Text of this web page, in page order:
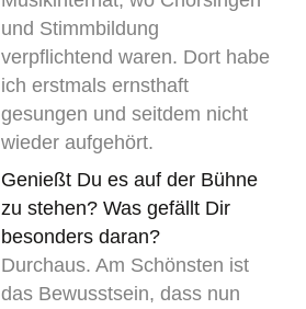
und Stimmbildung
verpflichtend waren. Dort habe
ich erstmals ernsthaft
gesungen und seitdem nicht
wieder aufgehört.
Genießt Du es auf der Bühne
zu stehen? Was gefällt Dir
besonders daran?
Durchaus. Am Schönsten ist
das Bewusstsein, dass nun